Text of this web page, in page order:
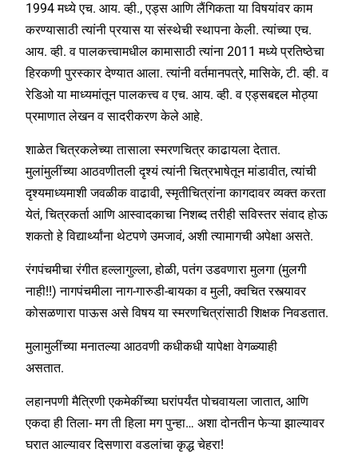
1994 मध्ये एच. आय. व्ही., एड्स आणि लैंगिकता या विषयांवर काम
करण्यासाठी त्यांनी प्रयास या संस्थेची स्थापना केली. त्यांच्या एच.
आय. व्ही. व पालकत्त्वामधील कामासाठी त्यांना 2011 मध्ये प्रतिष्ठेचा
हिरकणी पुरस्कार देण्यात आला. त्यांनी वर्तमानपत्रे, मासिके, टी. व्ही. व
रेडिओ या माध्यमांतून पालकत्त्व व एच. आय. व्ही. व एड्सबद्दल मोठ्या
प्रमाणात लेखन व सादरीकरण केले आहे.
शाळेत चित्रकलेच्या तासाला स्मरणचित्र काढायला देतात.
मुलांमुलींच्या आठवणीतली दृश्यं त्यांनी चित्रभाषेतून मांडावीत, त्यांची
दृश्यमाध्यमाशी जवळीक वाढावी, स्मृतीचित्रांना कागदावर व्यक्त करता
येतं, चित्रकर्ता आणि आस्वादकाचा निशब्द तरीही सविस्तर संवाद होऊ
शकतो हे विद्यार्थ्यांना थेटपणे उमजावं, अशी त्यामागची अपेक्षा असते.
रंगपंचमीचा रंगीत हल्लागुल्ला, होळी, पतंग उडवणारा मुलगा (मुलगी
नाही!!) नागपंचमीला नाग-गारुडी-बायका व मुली, क्वचित रस्त्यावर
कोसळणारा पाऊस असे विषय या स्मरणचित्रांसाठी शिक्षक निवडतात.
मुलामुलींच्या मनातल्या आठवणी कधीकधी यापेक्षा वेगळ्याही
असतात.
लहानपणी मैत्रिणी एकमेकींच्या घरांपर्यंत पोचवायला जातात, आणि
एकदा ही तिला- मग ती हिला मग पुन्हा… अशा दोनतीन फेऱ्या झाल्यावर
घरात आल्यावर दिसणारा वडलांचा कृद्ध चेहरा!